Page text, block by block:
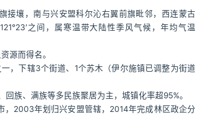
接壤，南与兴安盟科尔沁右翼前旗毗邻，西连蒙古
之间，属寒温带大陆性季风气候，年均气温
源而得名。
，下辖3个街道、1个苏木（伊尔施镇已调整为街道
族、满族等多民族聚居为主，城镇化率超95%。
，2003年划归兴安盟管辖，2014年完成林区政企分